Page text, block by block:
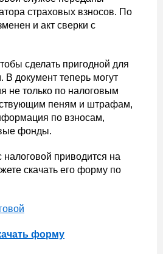
страховых взносов. По
и акт сверки с
сделать пригодной для
В документ теперь могут
не только по налоговым
пеням и штрафам,
по взносам,
фонды.
налоговой приводится на
скачать его форму по
форму